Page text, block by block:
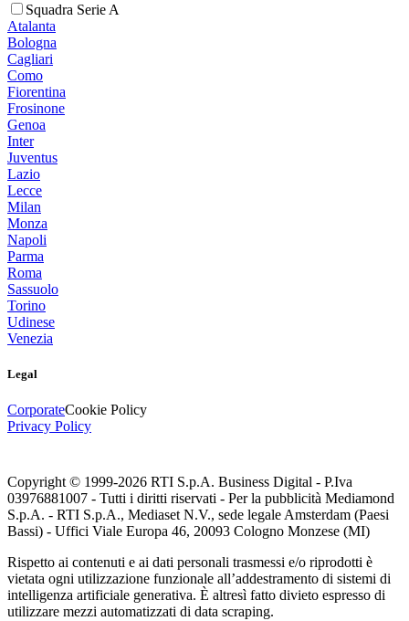
Squadra Serie A
Atalanta
Bologna
Cagliari
Como
Fiorentina
Frosinone
Genoa
Inter
Juventus
Lazio
Lecce
Milan
Monza
Napoli
Parma
Roma
Sassuolo
Torino
Udinese
Venezia
Legal
CorporateCookie Policy
Privacy Policy
Copyright © 1999-2026 RTI S.p.A. Business Digital - P.Iva
03976881007 - Tutti i diritti riservati - Per la pubblicità Mediamond
S.p.A. - RTI S.p.A., Mediaset N.V., sede legale Amsterdam (Paesi
Bassi) - Uffici Viale Europa 46, 20093 Cologno Monzese (MI)
Rispetto ai contenuti e ai dati personali trasmessi e/o riprodotti è
vietata ogni utilizzazione funzionale all’addestramento di sistemi di
intelligenza artificiale generativa. È altresì fatto divieto espresso di
utilizzare mezzi automatizzati di data scraping.